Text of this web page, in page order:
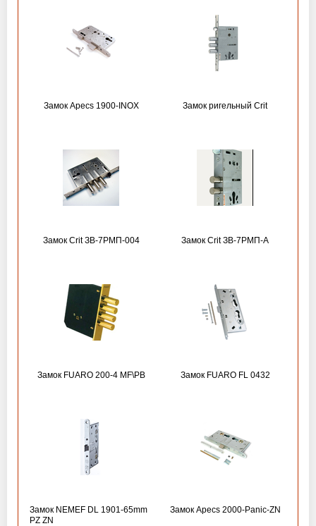
Замок Apecs 1900-INOX Замок ригельный Crit
Замок Crit ЗВ-7РМП-004 Замок Crit ЗВ-7РМП-А
Замок FUARO 200-4 MF\РВ Замок FUARO FL 0432
Замок NEMEF DL 1901-65mm
PZ ZN
Замок Apecs 2000-Panic-ZN